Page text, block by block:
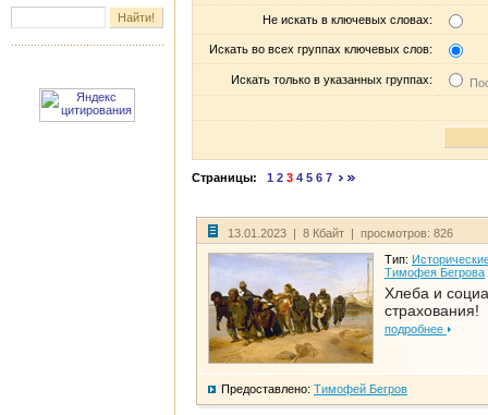
Не искать в ключевых словах:
Искать во всех группах ключевых слов:
Искать только в указанных группах:
Страницы: 1 2 3 4 5 6 7
13.01.2023 | 8 Кбайт | просмотров: 826
Тип:
Тимофея Бегрова
Хлеба и
страхования!
подробнее
Предоставлено: Тимофей Бегров